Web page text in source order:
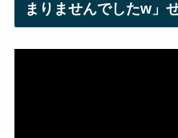
まりませんでしたw」